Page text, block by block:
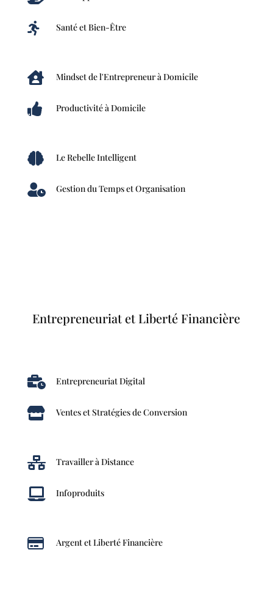
 Santé et Bien-Être
 Mindset de l'Entrepreneur à Domicile
 Productivité à Domicile
 Le Rebelle Intelligent
 Gestion du Temps et Organisation
Entrepreneuriat et Liberté Financière
 Entrepreneuriat Digital
 Ventes et Stratégies de Conversion
 Travailler à Distance
 Infoproduits
 Argent et Liberté Financière